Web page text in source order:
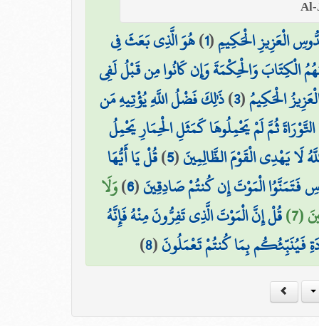
الْعَزِيزِ الْحَكِيمِ(
1
)هُوَ الَّذِي بَعَثَ فِي
الْكِتَابَ وَالْحِكْمَةَ وَإِن كَانُوا مِن قَبْلُ لَفِي
الْحَكِيمُ(
3
)ذَٰلِكَ فَضْلُ اللَّهِ يُؤْتِيهِ مَن
ثُمَّ لَمْ يَحْمِلُوهَا كَمَثَلِ الْحِمَارِ يَحْمِلُ
لَا يَهْدِي الْقَوْمَ الظَّالِمِينَ(
5
)قُلْ يَا أَيُّهَا
فَتَمَنَّوُا الْمَوْتَ إِن كُنتُمْ صَادِقِينَ(
6
)وَلَا
(7) قُلْ إِنَّ الْمَوْتَ الَّذِي تَفِرُّونَ مِنْهُ فَإِنَّهُ
فَيُنَبِّئُكُم بِمَا كُنتُمْ تَعْمَلُونَ(
8
)